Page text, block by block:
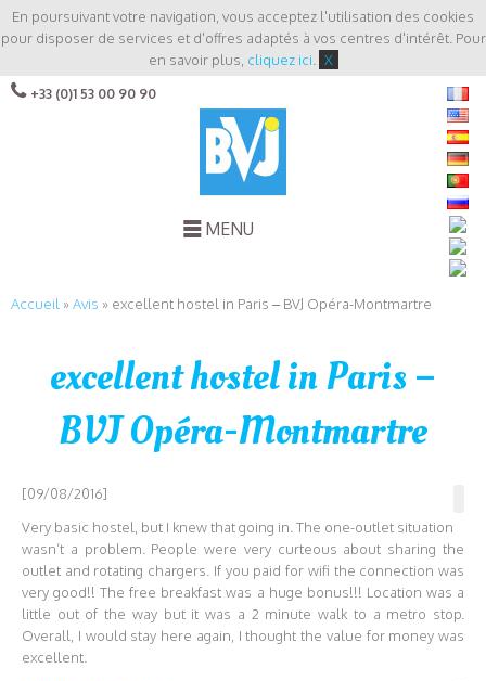
En poursuivant votre navigation, vous acceptez l'utilisation des cookies
pour disposer de services et d'offres adaptés à vos centres d'intérêt. Pour
en savoir plus, cliquez ici X
+33 (0)1 53 00 90 90
MENU
Accueil »Avis » excellent hostel in Paris – BVJ Opéra-Montmartre
excellent hostel in Paris –
BVJ Opéra-Montmartre
[09/08/2016]
Very basic hostel, but I knew that going in. The one-outlet situation
wasn’t a problem. People were very curteous about sharing the
outlet and rotating chargers. If you paid for wifi the connection was
very good!! The free breakfast was a huge bonus!!! Location was a
little out of the way but it was a 2 minute walk to a metro stop.
Overall, I would stay here again, I thought the value for money was
excellent.